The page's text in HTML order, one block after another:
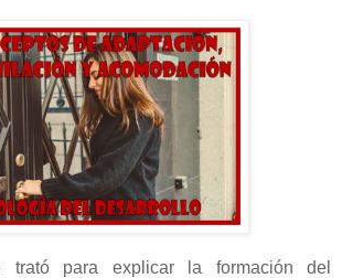
trató para explicar la formación del